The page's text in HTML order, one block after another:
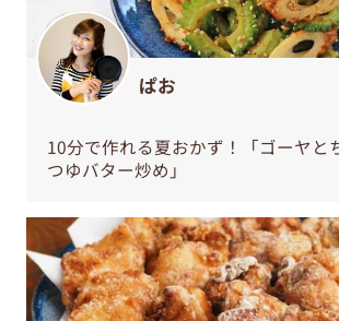
ぱお
10分で作れる夏おかず！「ゴーヤと
つゆバター炒め」